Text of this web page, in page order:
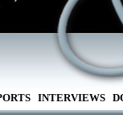
INTERVIEWS